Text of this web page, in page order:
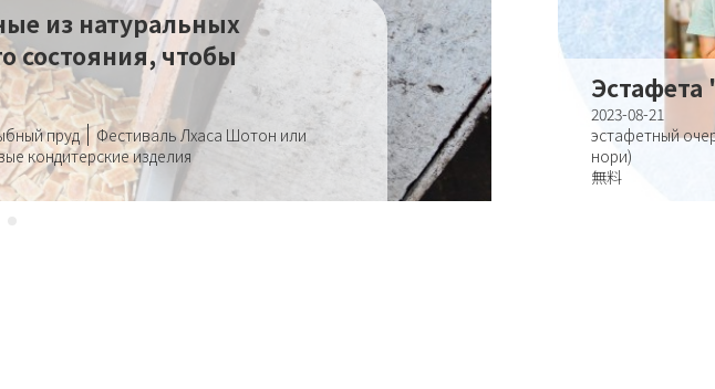
из натуральных
состояния, чтобы
пруд
Фестиваль Лхаса Шотон или
кондитерские изделия
2023-08-21
эстафетный
нори)
無料